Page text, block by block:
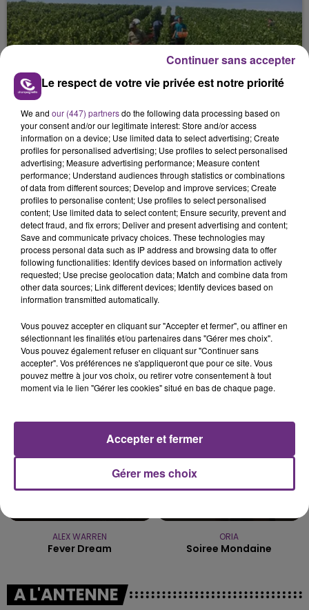
L'INSPECTION DU TRAVAIL RAPPELLE À
L'ORDRE SUR LES CONDITIONS DE...
Alors que les dates de début des vendange 2026
s'est avéré être plus précoce que prévu,
l'inspection du Travail en profite pour rappeler
les conditions de...
TITRES DIFFUSÉS
9h11
9h11
TAYLOR SWIFT
I Knew It, I Knew You
9h08
9h08
BRICE CONRAD
Oh La
9h04
9h04
ALEX WARREN
Fever Dream
8h57
8h57
ORIA
Soiree Mondaine
A L'ANTENNE
Le respect de votre vie privée est notre priorité
We and our (447) partnersdo the following data processing based on
your consent and/or our legitimate interest: Store and/or access
information on a device; Use limited data to select advertising; Create
profiles for personalised advertising; Use profiles to select personalised
advertising; Measure advertising performance; Measure content
performance; Understand audiences through statistics or combinations
of data from different sources; Develop and improve services; Create
profiles to personalise content; Use profiles to select personalised
content; Use limited data to select content; Ensure security, prevent and
detect fraud, and fix errors; Deliver and present advertising and content;
Save and communicate privacy choices. These technologies may
process personal data such as IP address and browsing data to offer
following functionalities: Identify devices based on information actively
requested; Use precise geolocation data; Match and combine data from
other data sources; Link different devices; Identify devices based on
information transmitted automatically.
Vous pouvez accepter en cliquant sur "Accepter et fermer", ou affiner en
sélectionnant les finalités et/ou partenaires dans "Gérer mes choix".
Vous pouvez également refuser en cliquant sur "Continuer sans
accepter". Vos préférences ne s'appliqueront que pour ce site. Vous
pouvez mettre à jour vos choix, ou retirer votre consentement à tout
moment via le lien "Gérer les cookies" situé en bas de chaque page.
Gérer mes choix
Accepter et fermer
Continuer sans accepter